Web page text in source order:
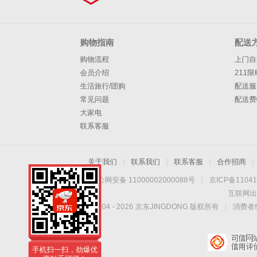
购物指南
购物流程
会员介绍
生活旅行/团购
常见问题
大家电
联系客服
配送
上门
211限
配送
配送
关于我们 联系我们 联系客服 合作招商
京公网安备 11000002000088号 京ICP备
互联网
Copyright © 2004 - 2026 京东JINGDONG 版权所有 消费者
手机扫一扫，劲爆优
惠触手可得！
手机扫一扫，劲爆优